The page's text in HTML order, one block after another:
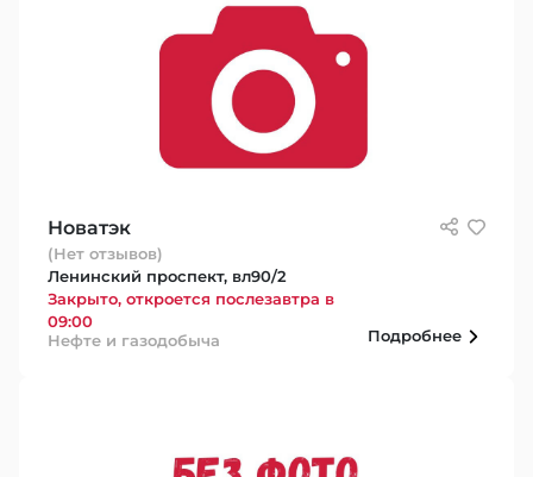
Новатэк
(Нет отзывов)
Ленинский проспект, вл90/2
Закрыто, откроется послезавтра в
09:00
Нефте и газодобыча
Подробнее